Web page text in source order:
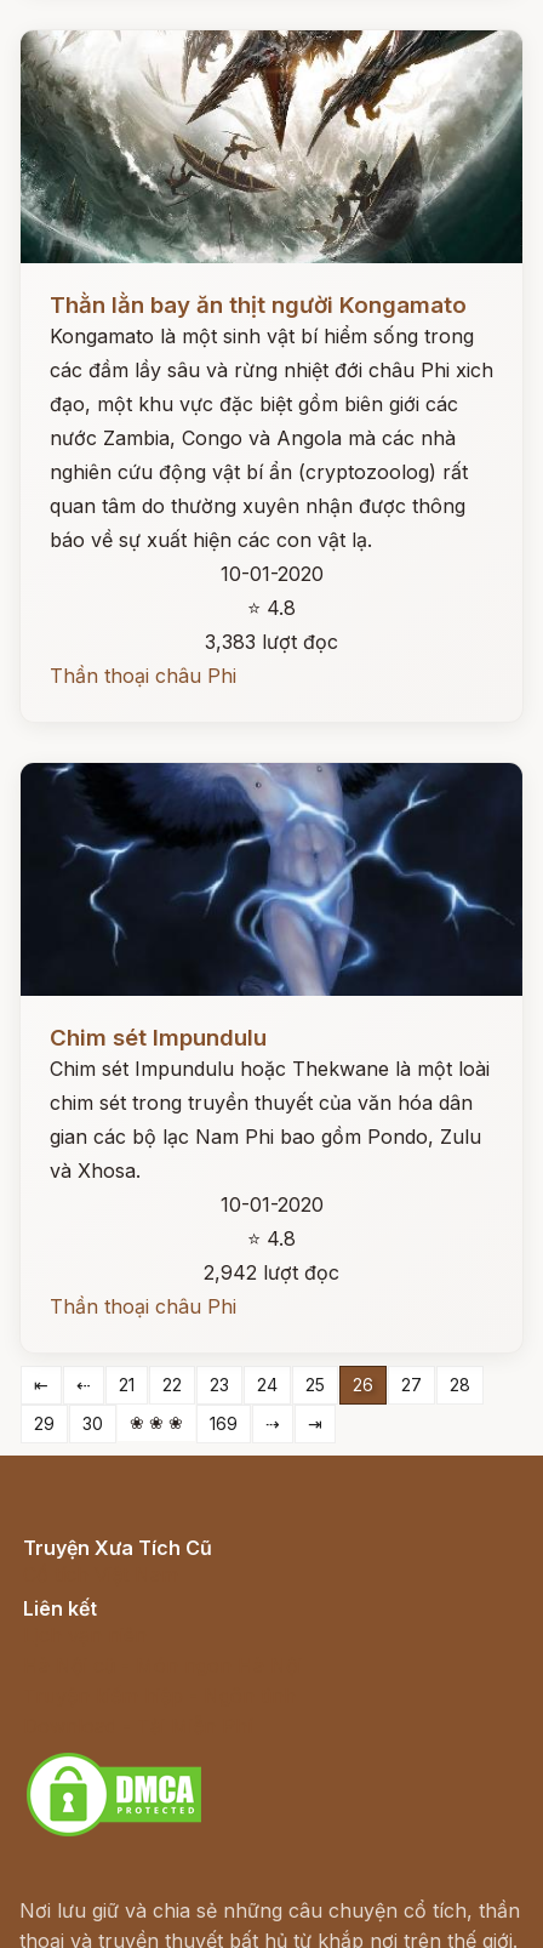
Đọc ngay
Thằn lằn bay ăn thịt người Kongamato
Kongamato là một sinh vật bí hiểm sống trong
các đầm lầy sâu và rừng nhiệt đới châu Phi xich
đạo, một khu vực đặc biệt gồm biên giới các
nước Zambia, Congo và Angola mà các nhà
nghiên cứu động vật bí ẩn (cryptozoolog) rất
quan tâm do thường xuyên nhận được thông
báo về sự xuất hiện các con vật lạ.
10-01-2020
⭐ 4.8
3,383 lượt đọc
Thần thoại châu Phi
Chim sét Impundulu
Chim sét Impundulu hoặc Thekwane là một loài
chim sét trong truyền thuyết của văn hóa dân
gian các bộ lạc Nam Phi bao gồm Pondo, Zulu
và Xhosa.
10-01-2020
⭐ 4.8
2,942 lượt đọc
Thần thoại châu Phi
⇤ ⇠ 21 22 23 24 25 26 27
28
29
30 ❀ ❀ ❀ 169 ⇢ ⇥
Truyện Xưa Tích Cũ
Liên kết
Nơi lưu giữ và chia sẻ những câu chuyện cổ tích, thần
thoại và truyền thuyết bất hủ từ khắp nơi trên thế giới.